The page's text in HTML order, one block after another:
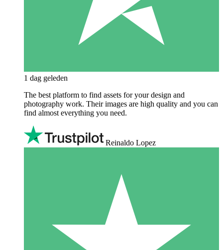
1 dag geleden
The best platform to find assets for your design and
photography work. Their images are high quality and you can
find almost everything you need.
Reinaldo Lopez